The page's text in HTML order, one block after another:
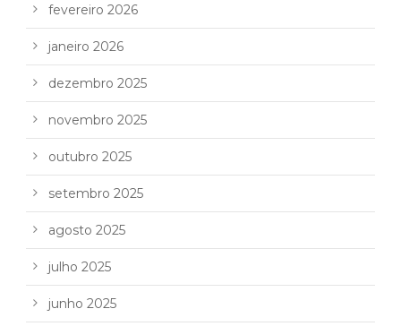
fevereiro 2026
janeiro 2026
dezembro 2025
novembro 2025
outubro 2025
setembro 2025
agosto 2025
julho 2025
junho 2025